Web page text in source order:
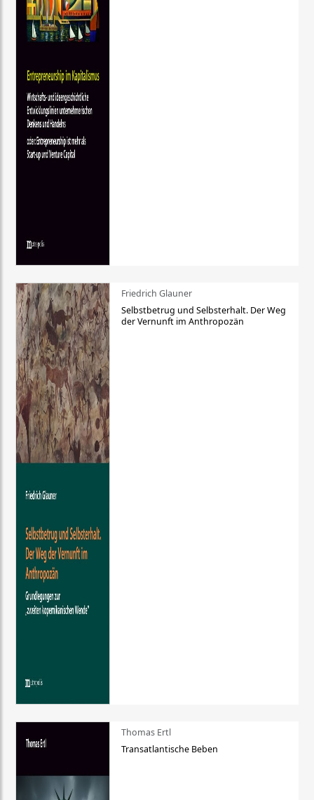
Friedrich Glauner
Selbstbetrug und Selbsterhalt. Der Weg
der Vernunft im Anthropozän
Thomas Ertl
Transatlantische Beben